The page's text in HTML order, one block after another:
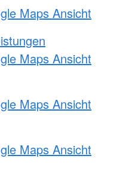
Maps Ansicht
Maps Ansicht
Maps Ansicht
Maps Ansicht